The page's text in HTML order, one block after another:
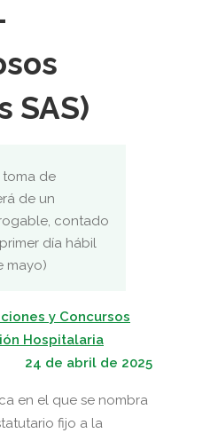
SAS)
toma de
de un
contado
día hábil
mayo)
y Concursos
Hospitalaria
24 de abril de 2025
en el que se nombra
fijo a la